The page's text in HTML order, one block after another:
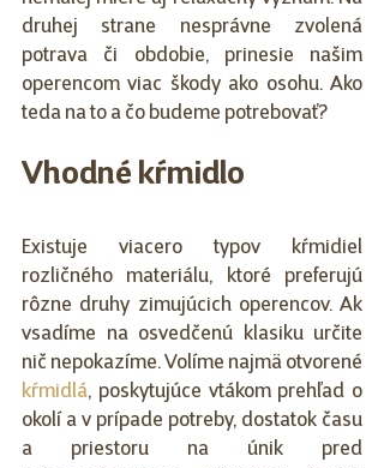
druhej strane nesprávne zvolená
potrava či obdobie, prinesie našim
operencom viac škody ako osohu. Ako
teda na to a čo budeme potrebovať?
Vhodné kŕmidlo
Existuje viacero typov kŕmidiel
rozličného materiálu, ktoré preferujú
rôzne druhy zimujúcich operencov. Ak
vsadíme na osvedčenú klasiku určite
kŕmidlá, poskytujúce vtákom prehľad o
okolí a v prípade potreby, dostatok času
a priestoru na únik pred